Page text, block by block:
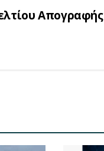
Απογραφής